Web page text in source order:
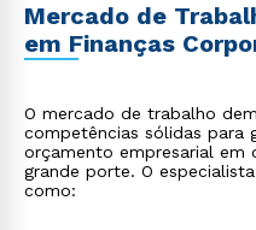
Mercado de
em Finanças
O mercado de trabalho
competências sólidas para
orçamento empresarial em
grande porte. O
como: